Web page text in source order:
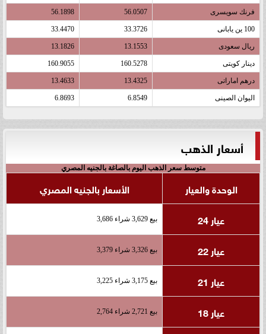
فرنك سويسرى 56.0507
56.1898
100 ين يابانى 33.3726
33.4470
ريال سعودى 13.1553
13.1826
دينار كويتى 160.5278
160.9055
درهم اماراتى 13.4325
13.4633
اليوان الصينى 6.8549
6.8693
أسعار الذهب
متوسط سعر الذهب اليوم بالصاغة بالجنيه المصري
الوحدة والعيار
الأسعار بالجنيه المصري
عيار 24
بيع 3,629 شراء 3,686
عيار 22 بيع 3,326 شراء 3,379
عيار 21 بيع 3,175 شراء 3,225
عيار 18 بيع 2,721 شراء 2,764